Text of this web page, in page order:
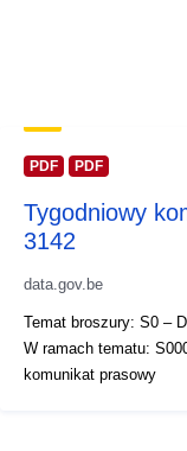
PDF PDF
Tygodniowy
3142
data.gov.be
Temat broszury: S0 –
W ramach tematu:
komunikat prasowy